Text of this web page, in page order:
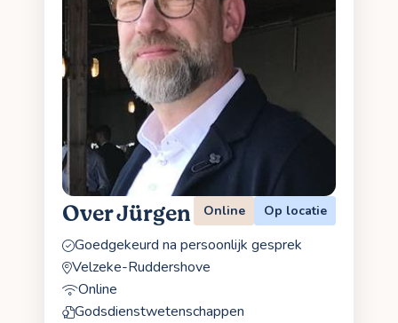
Over Jürgen Online Op locatie
Goedgekeurd na persoonlijk gesprek
Velzeke-Ruddershove
Online
Godsdienstwetenschappen